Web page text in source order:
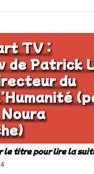
TV :
de Patrick
du